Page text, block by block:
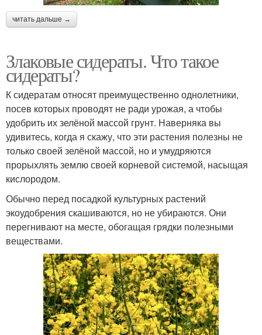
читать дальше →
Злаковые сидераты. Что такое
сидераты?
К сидератам относят преимущественно однолетники,
посев которых проводят не ради урожая, а чтобы
удобрить их зелёной массой грунт. Наверняка вы
удивитесь, когда я скажу, что эти растения полезны не
только своей зелёной массой, но и умудряются
прорыхлять землю своей корневой системой, насыщая
кислородом.
Обычно перед посадкой культурных растений
экоудобрения скашиваются, но не убираются. Они
перегнивают на месте, обогащая грядки полезными
веществами.